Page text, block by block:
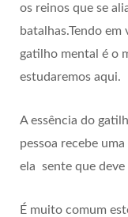
os reinos que se
batalhas.Tendo
gatilho mental é o
estudaremos aqui.
A essência do
pessoa recebe
ela sente que
É muito comum